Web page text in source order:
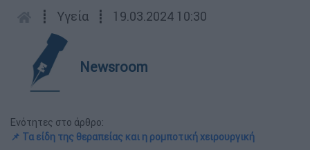
┋ Υγεία ┋ 19.03.2024 10:30
Newsroom
Ενότητες στο άρθρο:
📌 Τα είδη της θεραπείας και η ρομποτική χειρουργική